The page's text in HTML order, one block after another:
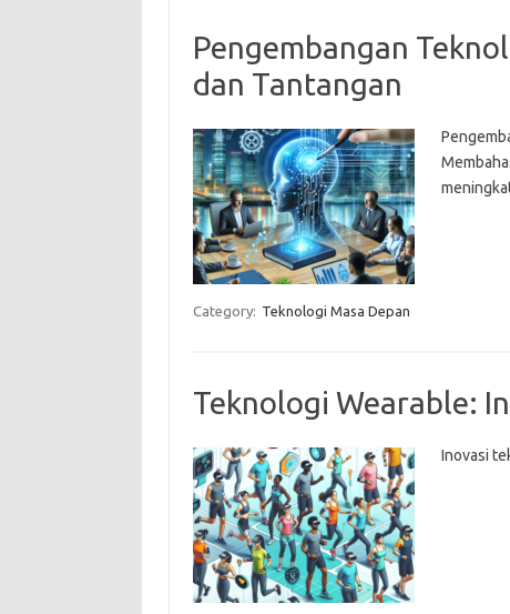
Pengembangan
dan Tantangan
Category: Teknologi Masa Depan
Teknologi Wearable:
Inovasi